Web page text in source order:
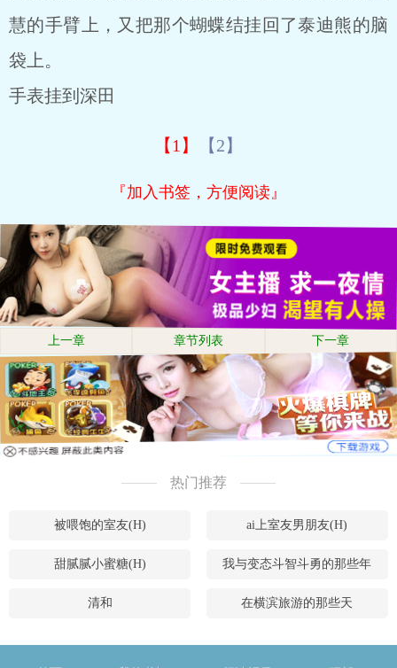
慧的手臂上，又把那个蝴蝶结挂回了泰迪熊的脑
袋上。
手表挂到深田
【1】 【2】
『加入书签，方便阅读』
上一章 章节列表 下一章
热门推荐
被喂饱的室友(H) ai上室友男朋友(H)
甜腻腻小蜜糖(H) 我与变态斗智斗勇的那些年
清和 在横滨旅游的那些天